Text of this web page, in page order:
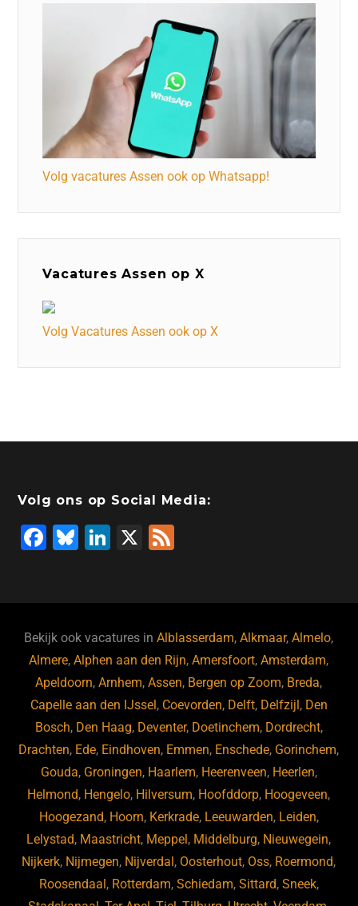
Volg vacatures Assen ook op Whatsapp!
Vacatures Assen op X
Volg Vacatures Assen ook op X
Volg ons op Social Media:
F
b
o
o
k
Bl
ky
Li
dI
n
X
Bekijk ook vacatures inAlblasserdam,Alkmaar,Almelo,
Almere,Alphen aan den Rijn,Amersfoort,Amsterdam,
Apeldoorn,Arnhem,Assen, Bergen op Zoom, Breda,
Capelle aan den IJssel, Coevorden, Delft, Delfzijl, Den
Bosch, Den Haag, Deventer, Doetinchem, Dordrecht,
Drachten, Ede, Eindhoven, Emmen, Enschede, Gorinchem,
Gouda, Groningen, Haarlem, Heerenveen, Heerlen,
Helmond, Hengelo, Hilversum, Hoofddorp, Hoogeveen,
Hoogezand, Hoorn, Kerkrade, Leeuwarden, Leiden,
Lelystad, Maastricht, Meppel, Middelburg, Nieuwegein,
Nijkerk, Nijmegen, Nijverdal, Oosterhout, Oss, Roermond,
Roosendaal, Rotterdam, Schiedam, Sittard, Sneek,